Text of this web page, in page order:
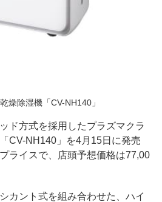
燥除湿機「CV-NH140」
ド方式を採用したプラズマクラ
CV-NH140」を4月15日に発売
ライスで、店頭予想価格は77,00
カント式を組み合わせた、ハイ